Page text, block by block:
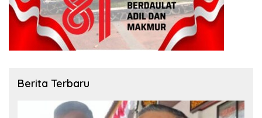
Berita Terbaru